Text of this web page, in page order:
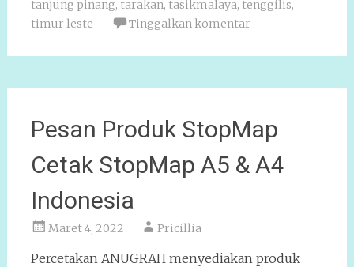
tanjung pinang, tarakan, tasikmalaya, tenggilis,
timur leste
Tinggalkan komentar
Pesan Produk StopMap
Cetak StopMap A5 & A4
Indonesia
Maret 4, 2022 Pricillia
Percetakan ANUGRAH menyediakan produk